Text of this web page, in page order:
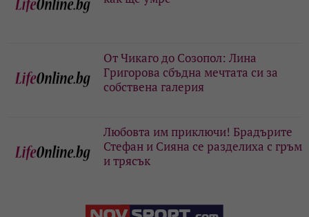
От Чикаго до Созопол: Лина
Григорова сбъдна мечтата си за
собствена галерия
Любовта им приключи! Брадърите
Стефан и Сияна се разделиха с гръм
и трясък